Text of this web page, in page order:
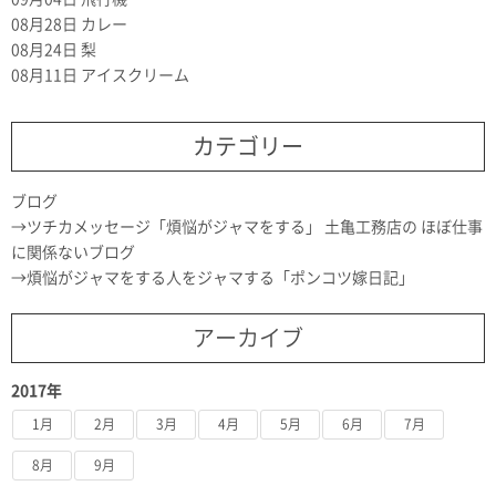
08月28日 カレー
08月24日 梨
08月11日 アイスクリーム
カテゴリー
ブログ
ツチカメッセージ「煩悩がジャマをする」 土亀工務店の ほぼ仕事
に関係ないブログ
煩悩がジャマをする人をジャマする「ポンコツ嫁日記」
アーカイブ
2017年
1月 2月 3月 4月 5月 6月 7月
8月 9月